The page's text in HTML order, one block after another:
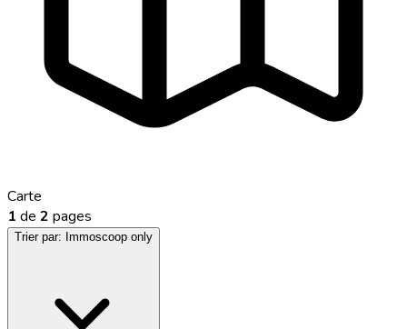
Carte
1 de 2 pages
Trier par: Immoscoop only